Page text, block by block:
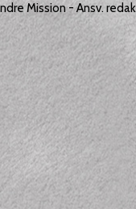
Mission - Ansv.